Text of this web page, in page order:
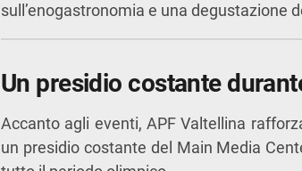
sull’enogastronomia e una degustazione
Un presidio costante
Accanto agli eventi, APF Valtellina
un presidio costante del Main Media